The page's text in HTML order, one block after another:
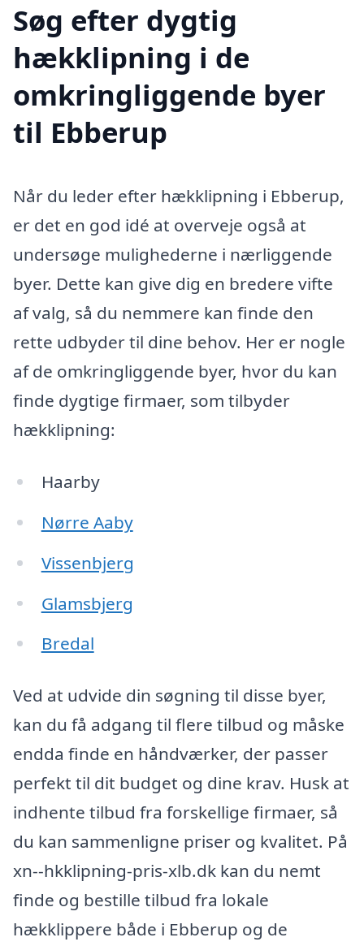
Søg efter dygtig
hækklipning i de
omkringliggende byer
til Ebberup
Når du leder efter hækklipning i Ebberup,
er det en god idé at overveje også at
undersøge mulighederne i nærliggende
byer. Dette kan give dig en bredere vifte
af valg, så du nemmere kan finde den
rette udbyder til dine behov. Her er nogle
af de omkringliggende byer, hvor du kan
finde dygtige firmaer, som tilbyder
hækklipning:
Haarby
Nørre Aaby
Vissenbjerg
Glamsbjerg
Bredal
Ved at udvide din søgning til disse byer,
kan du få adgang til flere tilbud og måske
endda finde en håndværker, der passer
perfekt til dit budget og dine krav. Husk at
indhente tilbud fra forskellige firmaer, så
du kan sammenligne priser og kvalitet. På
xn--hkklipning-pris-xlb.dk kan du nemt
finde og bestille tilbud fra lokale
hækklippere både i Ebberup og de